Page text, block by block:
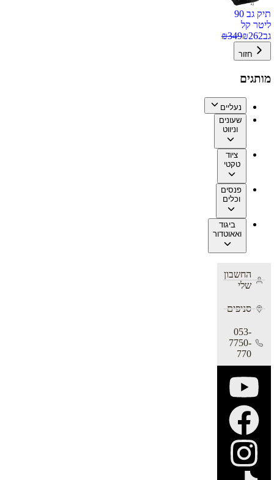
תיק גב 90
ליטר קל
גב
₪262
₪349
חזור
מותגים
נעליים
שעונים
וניווט
ציוד
טקטי
פנסים
וכלים
ביגוד
ואאוטדור
החשבון
שלי
סניפים
053-
7750-
770